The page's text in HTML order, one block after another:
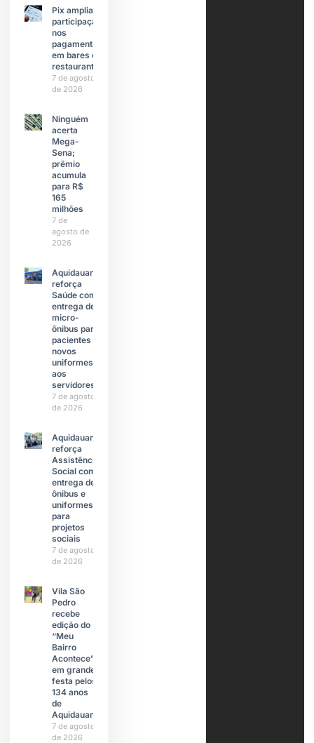
Pix amplia
participação
nos
pagamentos
em bares e
restaurantes
7 de agosto
de 2026
Ninguém
acerta
Mega-
Sena;
prêmio
acumula
para R$
165
milhões
7 de
agosto de
2026
Aquidauana
reforça
Saúde com
entrega de
micro-
ônibus para
pacientes e
novos
uniformes
aos
servidores
7 de agosto
de 2026
Aquidauana
reforça
Assistência
Social com
entrega de
ônibus e
uniformes
para
projetos
sociais
7 de agosto
de 2026
Vila São
Pedro
recebe
edição do
“Meu
Bairro
Acontece”
em grande
festa pelos
134 anos
de
Aquidauana
7 de agosto
de 2026